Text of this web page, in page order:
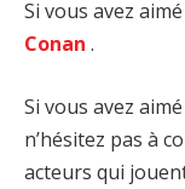
Si vous avez
Conan .
Si vous avez
n’hésitez pas à
acteurs qui